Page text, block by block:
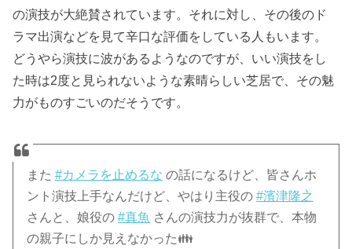
の演技が大絶賛されています。それに対し、その後のド
ラマ出演などを見て辛口な評価をしている人もいます。
どうやら演技に波があるようなのですが、いい演技をし
た時は2度と見られないような素晴らしい芝居で、その魅
力がものすごいのだそうです。
また#カメラを止めるな の話になるけど、皆さんホ
ント演技上手なんだけど、やはり主役の#濱津隆之
さんと、娘役の#真魚 さんの演技力が抜群で、本物
の親子にしか見えなかった👪